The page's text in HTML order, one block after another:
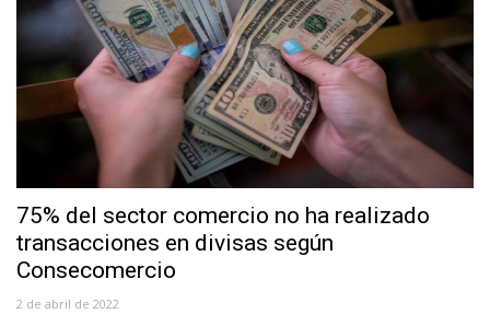
75% del sector comercio no ha realizado
transacciones en divisas según
Consecomercio
2 de abril de 2022